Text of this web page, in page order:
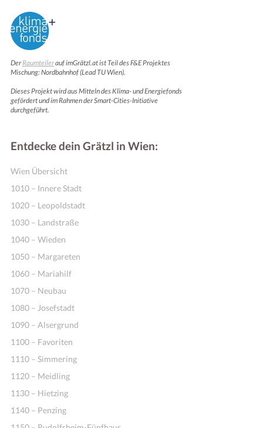
DerRaumteilerauf imGrätzl.at ist Teil des F&E Projektes
Mischung: Nordbahnhof (Lead TU Wien).
Dieses Projekt wird aus Mitteln des Klima- und Energiefonds
gefördert und im Rahmen der Smart-Cities-Initiative
durchgeführt.
Entdecke dein Grätzl in Wien:
Wien Übersicht
1010 – Innere Stadt
1020 – Leopoldstadt
1030 – Landstraße
1040 – Wieden
1050 – Margareten
1060 – Mariahilf
1070 – Neubau
1080 – Josefstadt
1090 – Alsergrund
1100 – Favoriten
1110 – Simmering
1120 – Meidling
1130 – Hietzing
1140 – Penzing